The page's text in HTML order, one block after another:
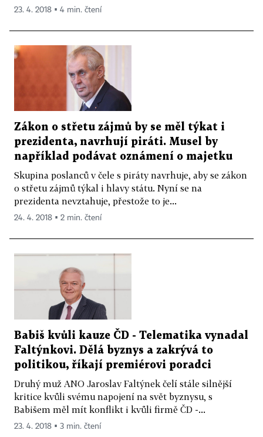
23. 4. 2018 ▪ 4 min. čtení
Zákon o střetu zájmů by se měl týkat i
prezidenta, navrhují piráti. Musel by
například podávat oznámení o majetku
Skupina poslanců v čele s piráty navrhuje, aby se zákon
o střetu zájmů týkal i hlavy státu. Nyní se na
prezidenta nevztahuje, přestože to je...
24. 4. 2018 ▪ 2 min. čtení
Babiš kvůli kauze ČD - Telematika vynadal
Faltýnkovi. Dělá byznys a zakrývá to
politikou, říkají premiérovi poradci
Druhý muž ANO Jaroslav Faltýnek čelí stále silnější
kritice kvůli svému napojení na svět byznysu, s
Babišem měl mít konflikt i kvůli firmě ČD -...
23. 4. 2018 ▪ 3 min. čtení